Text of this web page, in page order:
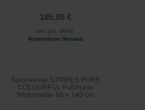
185,95 €
inkl. ges. MwSt.
Kostenloser Versand
Salonloewe STRIPES PURE
COLOURFUL Fußmatte
Wohnmatte 60 x 140 cm